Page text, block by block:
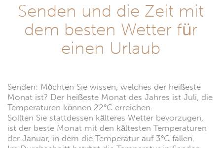
Senden und die Zeit mit
dem besten Wetter für
einen Urlaub
Senden: Möchten Sie wissen, welches der heißeste
Monat ist? Der heißeste Monat des Jahres ist Juli, die
Temperaturen können 22°C erreichen.
Sollten Sie stattdessen kälteres Wetter bevorzugen,
ist der beste Monat mit den kältesten Temperaturen
der Januar, in dem die Temperatur auf 3°C fallen.